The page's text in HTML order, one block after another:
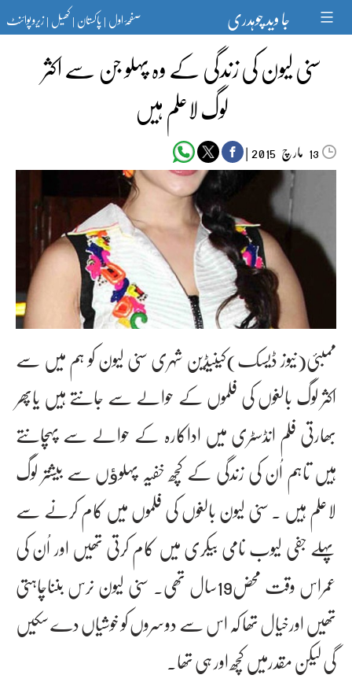
content جا وید چوہدری صفحۂ اول|پاکستان|کھیل|زیرو پوائنٹ
سنی لیون کی زندگی کے وہ پہلو جن سے اکثر
لوگ لاعلم ہیں
13 مارچ‬‮ |
ممبئی(نیوز ڈیسک)کینیڈین شہری سنی لیون کو ہم میں سے
اکثر لوگ بالغوں کی فلموں کے حوالے سے جانتے ہیں یاپھر
بھارتی فلم انڈسٹری میں اداکارہ کے حوالے سے پہچانتے
ہیں تاہم اُن کی زندگی کے کچھ خفیہ پہلوﺅں سے بیشتر لوگ
لاعلم ہیں ۔ سنی لیون بالغوں کی فلموں میں کام کرنے سے
پہلے جفی لیوب نامی بیکری میں کام کرتی تھیں اور اُن کی
عمراس وقت محض19سال تھی۔ سنی لیون نرس بنناچاہتی
تھیں اورخیال تھا کہ اس سے دوسروں کو خوشیاں دے سکیں
گی لیکن مقدرمیں کچھ اور ہی تھا۔